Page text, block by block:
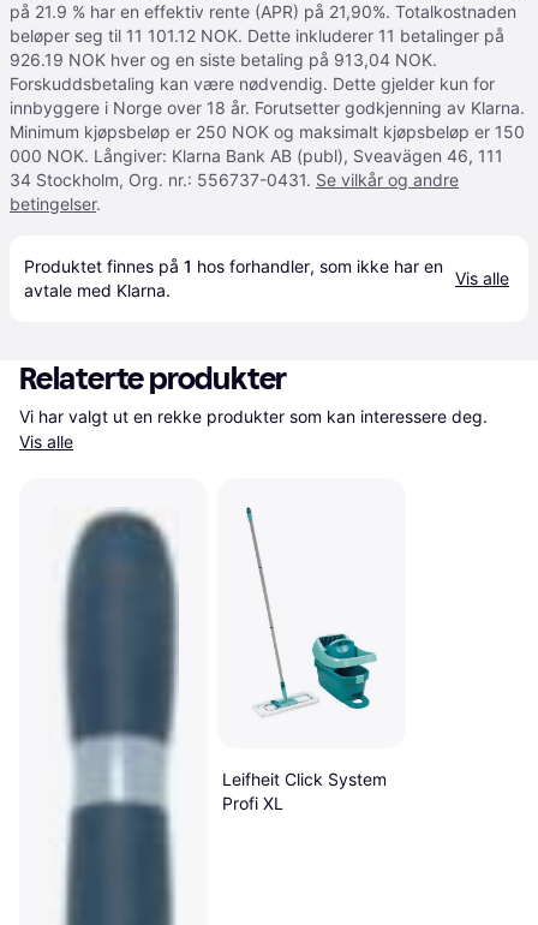
på 21.9 % har en effektiv rente (APR) på 21,90%. Totalkostnaden
beløper seg til 11 101.12 NOK. Dette inkluderer 11 betalinger på
926.19 NOK hver og en siste betaling på 913,04 NOK.
Forskuddsbetaling kan være nødvendig. Dette gjelder kun for
innbyggere i Norge over 18 år. Forutsetter godkjenning av Klarna.
Minimum kjøpsbeløp er 250 NOK og maksimalt kjøpsbeløp er 150
000 NOK. Långiver: Klarna Bank AB (publ), Sveavägen 46, 111
34 Stockholm, Org. nr.: 556737-0431. Se vilkår og andre
betingelser.
Produktet finnes på 1 hos forhandler, som ikke har en
avtale med Klarna.
Vis alle
Relaterte produkter
Vis alle
Leifheit Click System
Profi XL